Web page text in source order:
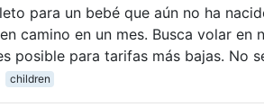
para un bebé que aún no ha
camino en un mes. Busca volar en
posible para tarifas más bajas. No
children